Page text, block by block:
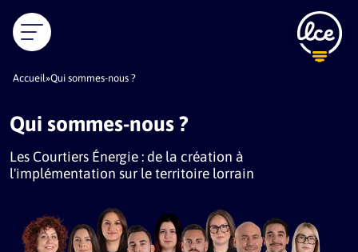
Accueil»Qui sommes-nous ?
Qui sommes-nous ?
Les Courtiers Énergie : de la création à
l'implémentation sur le territoire lorrain